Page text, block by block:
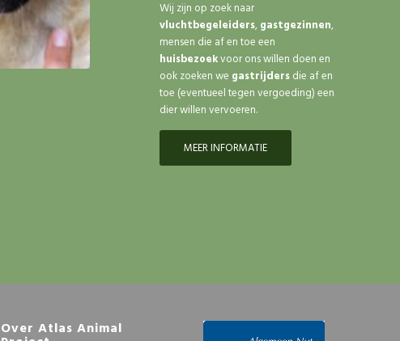
Wij zijn op zoek naar
vluchtbegeleiders,gastgezinnen,
mensen die af en toe een
huisbezoekvoor ons willen doen en
ook zoeken we gastrijdersdie af en
toe (eventueel tegen vergoeding) een
dier willen vervoeren.
MEER INFORMATIE
Over Atlas Animal